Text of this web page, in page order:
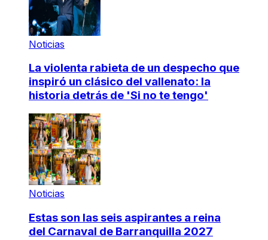
Noticias
La violenta rabieta de un despecho que
inspiró un clásico del vallenato: la
historia detrás de 'Si no te tengo'
Noticias
Estas son las seis aspirantes a reina
del Carnaval de Barranquilla 2027